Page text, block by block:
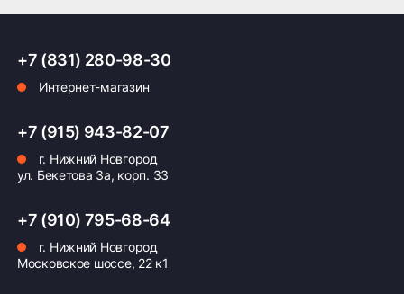
- Страна производства: Германия
для большинства популярных моделей
помощником в дороге, обеспечивая комфортную
езду и уверенность в любой ситуации.
Оплата заказа
Возможна картой, наличными при получении,
также доступно оформление кредита и
+7 (831) 280-98-30
Интернет-магазин
+7 (915) 943-82-07
г. Нижний Новгород
ул. Бекетова 3а, корп. 33
+7 (910) 795-68-64
г. Нижний Новгород
Московское шоссе, 22 к1